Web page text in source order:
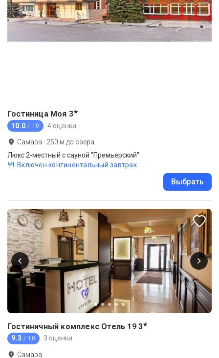
Гостиница Моя 3★
10.0 / 10 4 оценки
Самара · 250 м до озера
Люкс 2-местный с сауной "Премьерский"
Включен континентальный завтрак
Выбрать
Гостиничный комплекс Отель 19 3★
9.3 / 10 3 оценки
Самара